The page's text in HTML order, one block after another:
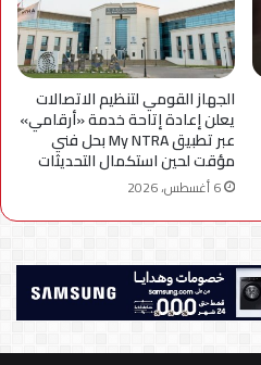
الجهاز القومي لتنظيم الاتصالات
يعلن إعادة إتاحة خدمة «أرقامي»
عبر تطبيق My NTRA بحل فني
مؤقت لحين استكمال التحديثات
6 أغسطس، 2026